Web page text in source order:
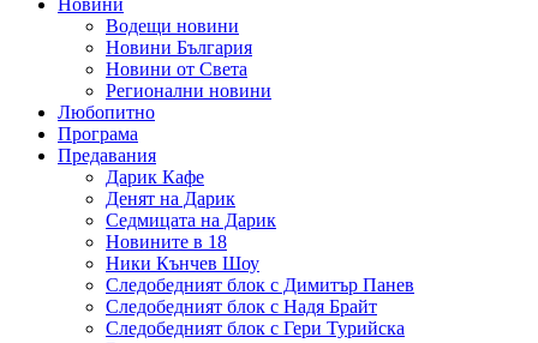
Новини
Водещи новини
Новини България
Новини от Света
Регионални новини
Любопитно
Програма
Предавания
Дарик Кафе
Денят на Дарик
Седмицата на Дарик
Новините в 18
Ники Кънчев Шоу
Следобедният блок с Димитър Панев
Следобедният блок с Надя Брайт
Следобедният блок с Гери Турийска